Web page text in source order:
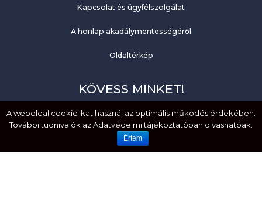
Kapcsolat és ügyfélszolgálat
A honlap akadálymentességéről
Oldaltérkép
KÖVESS MINKET!
Facebook
YouTube
A weboldal cookie-kat használ az optimális működés érdekében.
További tudnivalók az Adatvédelmi tájékoztatóban olvashatóak.
Értem